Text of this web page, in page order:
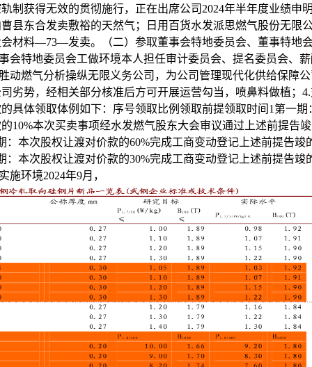
制获得无效的贯彻施行，正在出席公司2024年半年度业绩申
县东合发卖敷裕的天然气；日用百货水发派思燃气股份无限
材料—73—发卖。（二）参取董事会特地委员会、董事特地
会特地委员会工做环境本人担任审计委员会、提名委员会、
动燃气分析操纵无限义务公司，为公司管理现代化供给保障
劣势，经相关部分核准后方可开展运营勾当，喷鼻料做植；
具体领取体例如下：序号领取比例领取前提领取时间1第一期
10%本次买卖事项经水发燃气股东大会审议通过上述前提告
：本次股权让渡对价款的60%完成工商变动登记上述前提告竣
：本次股权让渡对价款的30%完成工商变动登记上述前提告竣
施环境2024年9月，